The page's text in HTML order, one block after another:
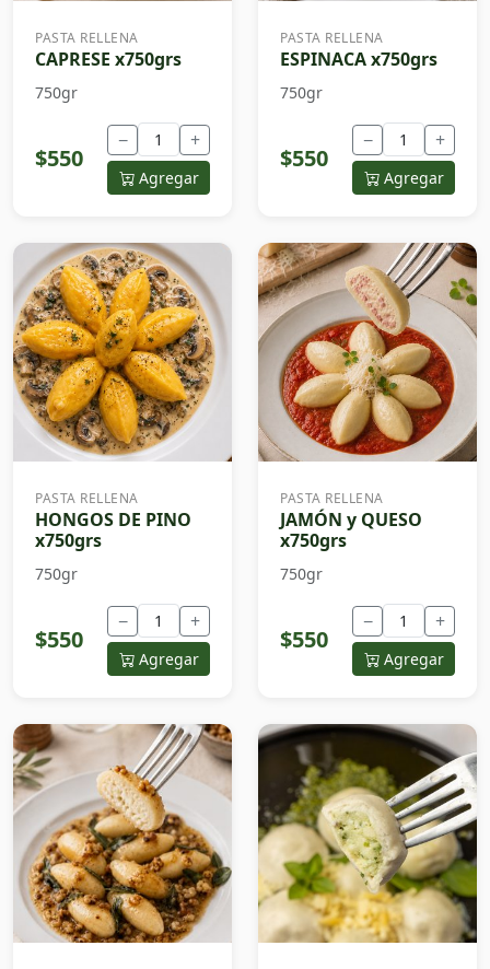
PASTA RELLENA
CAPRESE x750grs
750gr
$550
− +
Agregar
PASTA RELLENA
ESPINACA x750grs
750gr
$550
− +
Agregar
PASTA RELLENA
HONGOS DE PINO
x750grs
750gr
$550
− +
Agregar
PASTA RELLENA
JAMÓN y QUESO
x750grs
750gr
$550
− +
Agregar